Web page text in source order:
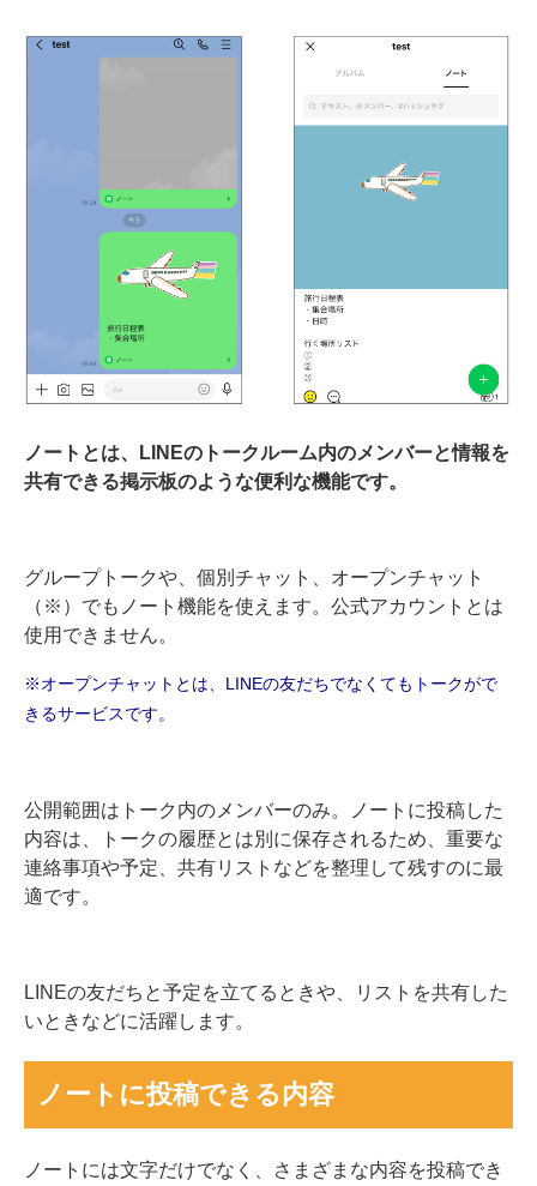
ノートとは、LINEのトークルーム内のメンバーと情報を
共有できる掲示板のような便利な機能です。
グループトークや、個別チャット、オープンチャット
（※）でもノート機能を使えます。公式アカウントとは
使用できません。
※オープンチャットとは、LINEの友だちでなくてもトークがで
きるサービスです。
公開範囲はトーク内のメンバーのみ。ノートに投稿した
内容は、トークの履歴とは別に保存されるため、重要な
連絡事項や予定、共有リストなどを整理して残すのに最
適です。
LINEの友だちと予定を立てるときや、リストを共有した
いときなどに活躍します。
ノートに投稿できる内容
ノートには文字だけでなく、さまざまな内容を投稿でき